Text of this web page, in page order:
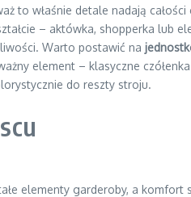
to właśnie detale nadają
– aktówka, shopperka lub
Warto postawić na
element – klasyczne
do reszty stroju.
elementy garderoby, a